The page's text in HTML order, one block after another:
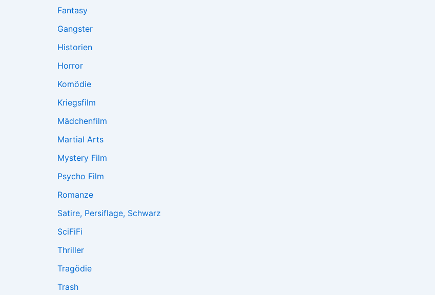
Fantasy
Gangster
Historien
Horror
Komödie
Kriegsfilm
Mädchenfilm
Martial Arts
Mystery Film
Psycho Film
Romanze
Satire, Persiflage, Schwarz
SciFiFi
Thriller
Tragödie
Trash